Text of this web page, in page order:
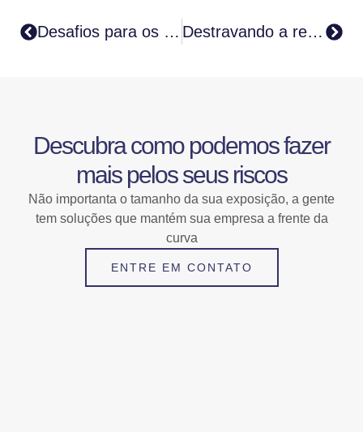
Desafios para os seguros e resseguros com alta nos sinistros climáticos Destravando a renovação de contratos das empresas de geração eólica
Descubra como podemos fazer
mais pelos seus riscos
Não importanta o tamanho da sua exposição, a gente
tem soluções que mantém sua empresa a frente da
curva
ENTRE EM CONTATO